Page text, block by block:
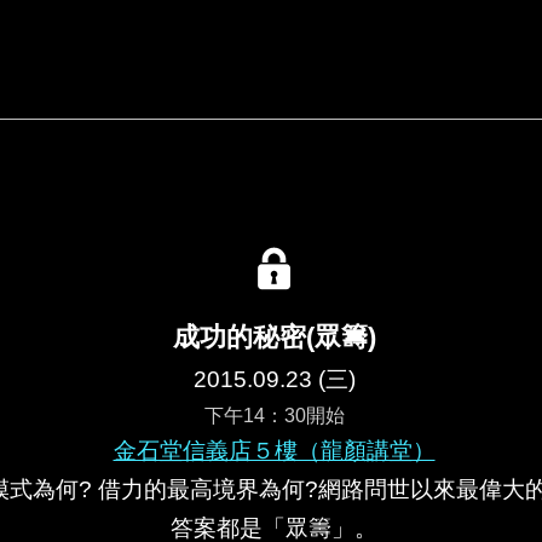
成功的秘密(眾籌)
2015.09.23 (三)
下午14：30開始
金石堂信義店５樓（龍顏講堂）
式為何? 借力的最高境界為何?網路問世以來最偉大
答案都是「眾籌」。